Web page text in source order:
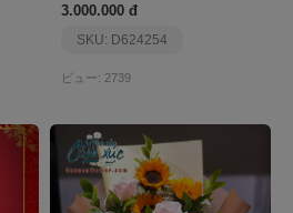
3.000.000 đ
SKU: D624254
ビュー: 2739